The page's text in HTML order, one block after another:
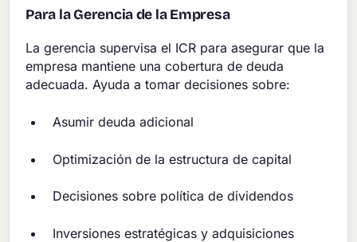
Para la Gerencia de la Empresa
La gerencia supervisa el ICR para asegurar que la
empresa mantiene una cobertura de deuda
adecuada. Ayuda a tomar decisiones sobre:
Asumir deuda adicional
Optimización de la estructura de capital
Decisiones sobre política de dividendos
Inversiones estratégicas y adquisiciones